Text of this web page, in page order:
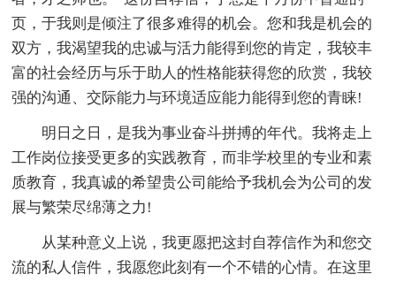
页，于我则是倾注了很多难得的机会。您和我是机会的
双方，我渴望我的忠诚与活力能得到您的肯定，我较丰
富的社会经历与乐于助人的性格能获得您的欣赏，我较
强的沟通、交际能力与环境适应能力能得到您的青睐!
明日之日，是我为事业奋斗拼搏的年代。我将走上
工作岗位接受更多的实践教育，而非学校里的专业和素
质教育，我真诚的希望贵公司能给予我机会为公司的发
展与繁荣尽绵薄之力!
从某种意义上说，我更愿把这封自荐信作为和您交
流的私人信件，我愿您此刻有一个不错的心情。在这里